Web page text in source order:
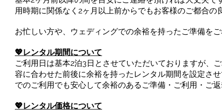
用時期に関係なく2ヶ月以上前からでもお客様のご都合
お忙しい方や、ウェディングでの余裕を持ったご準備を
💖レンタル期間について
ご利用日は基本2泊3日とさせていただいておりますが、
容に合わせた前後に余裕を持ったレンタル期間を設定さ
でのご利用でも安心して余裕のあるご準備・ご利用・ご
💖レンタル価格について